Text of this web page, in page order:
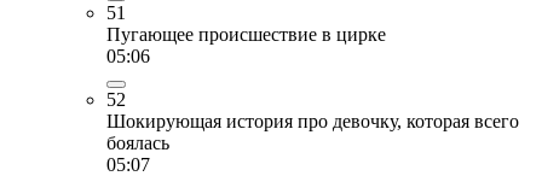
51
Пугающее происшествие в цирке
05:06
52
Шокирующая история про девочку, которая всего
боялась
05:07